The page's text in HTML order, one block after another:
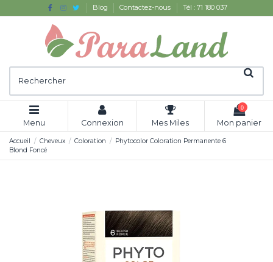
Blog Contactez-nous Tél : 71 180 037
Menu Connexion Mes Miles
0
Mon panier
Accueil Cheveux Coloration
Phytocolor Coloration Permanente 6
Blond Foncé